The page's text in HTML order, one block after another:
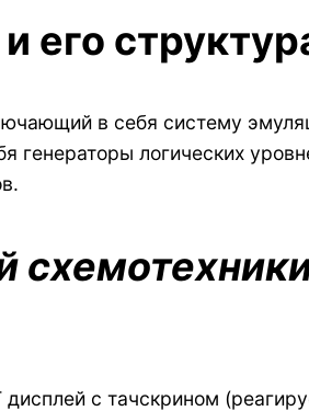
его
в себя систему
генераторы логических
с тачскрином